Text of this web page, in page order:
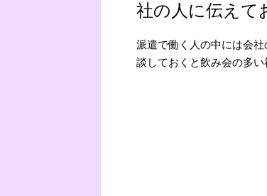
でふだんの
会など全員
社の人に伝えて
派遣で働く人の中には会
談しておくと飲み会の多い